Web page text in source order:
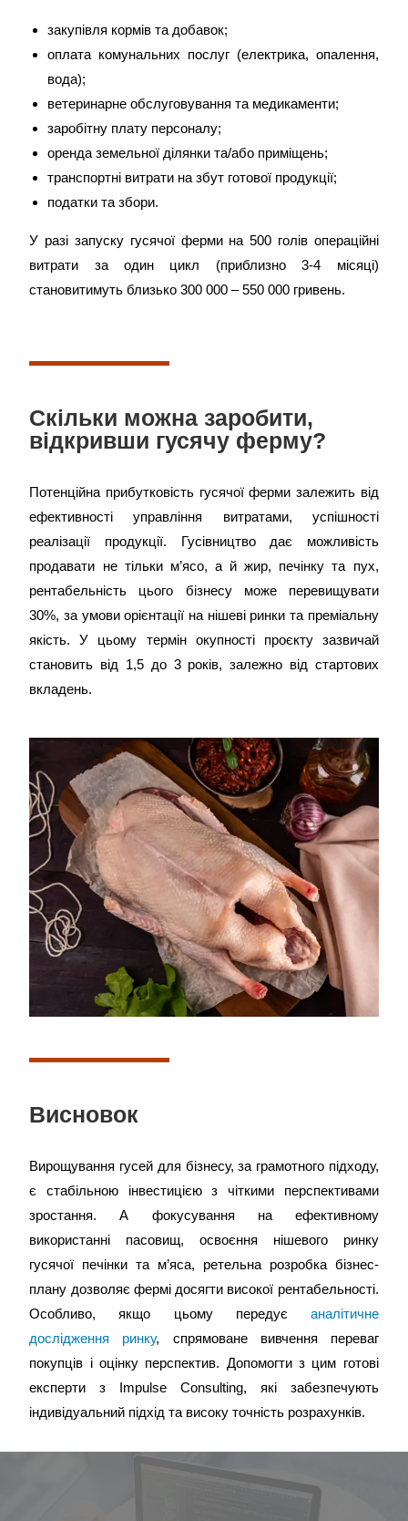
закупівля кормів та добавок;
оплата комунальних послуг (електрика, опалення,
вода);
ветеринарне обслуговування та медикаменти;
заробітну плату персоналу;
оренда земельної ділянки та/або приміщень;
транспортні витрати на збут готової продукції;
податки та збори.
У разі запуску гусячої ферми на 500 голів операційні
витрати за один цикл (приблизно 3-4 місяці)
становитимуть близько 300 000 – 550 000 гривень.
Скільки можна заробити,
відкривши гусячу ферму?
Потенційна прибутковість гусячої ферми залежить від
ефективності управління витратами, успішності
реалізації продукції. Гусівництво дає можливість
продавати не тільки м’ясо, а й жир, печінку та пух,
рентабельність цього бізнесу може перевищувати
30%, за умови орієнтації на нішеві ринки та преміальну
якість. У цьому термін окупності проєкту зазвичай
становить від 1,5 до 3 років, залежно від стартових
вкладень.
Висновок
Вирощування гусей для бізнесу, за грамотного підходу,
є стабільною інвестицією з чіткими перспективами
зростання. А фокусування на ефективному
використанні пасовищ, освоєння нішевого ринку
гусячої печінки та м’яса, ретельна розробка бізнес-
плану дозволяє фермі досягти високої рентабельності.
Особливо, якщо цьому передує аналітичне
дослідження ринку, спрямоване вивчення переваг
покупців і оцінку перспектив. Допомогти з цим готові
експерти з Impulse Consulting, які забезпечують
індивідуальний підхід та високу точність розрахунків.